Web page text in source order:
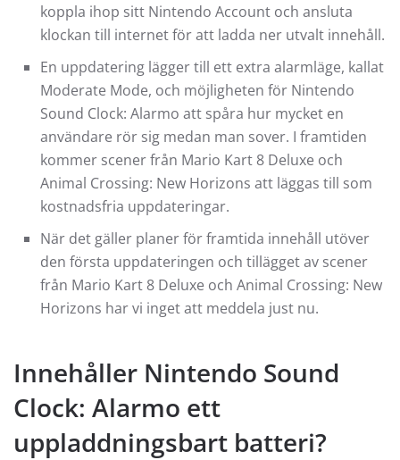
koppla ihop sitt Nintendo Account och ansluta
klockan till internet för att ladda ner utvalt innehåll.
En uppdatering lägger till ett extra alarmläge, kallat
Moderate Mode, och möjligheten för Nintendo
Sound Clock: Alarmo att spåra hur mycket en
användare rör sig medan man sover. I framtiden
kommer scener från Mario Kart 8 Deluxe och
Animal Crossing: New Horizons att läggas till som
kostnadsfria uppdateringar.
När det gäller planer för framtida innehåll utöver
den första uppdateringen och tillägget av scener
från Mario Kart 8 Deluxe och Animal Crossing: New
Horizons har vi inget att meddela just nu.
Innehåller Nintendo Sound
Clock: Alarmo ett
uppladdningsbart batteri?